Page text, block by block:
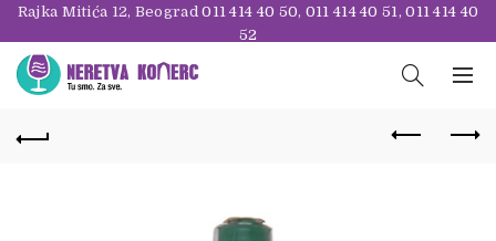
Rajka Mitića 12, Beograd011 414 40 50, 011 414 40 51,011 414 40
52